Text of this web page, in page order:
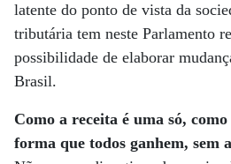
latente do ponto de vista da
tributária tem neste Parlamento
possibilidade de elaborar
Brasil.
Como a receita é uma só,
forma que todos ganhem, sem